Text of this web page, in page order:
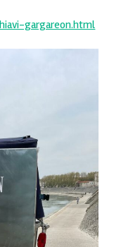
gargareon.html